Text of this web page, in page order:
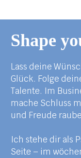
Shape
Lass deine
Glück. Folge
Talente. Im
mache Schluss
und Freude
Ich stehe dir als
Seite – im